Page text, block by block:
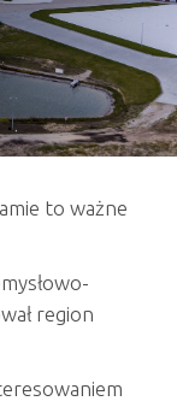
to ważne
region